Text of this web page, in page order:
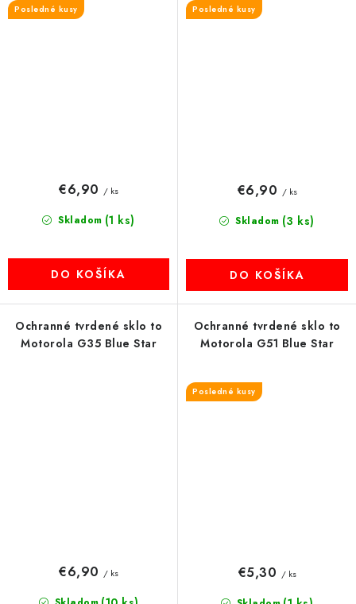
Posledné kusy
Skladom (1 ks)
€6,90 / ks
DO KOŠÍKA
Posledné kusy
Skladom (3 ks)
€6,90 / ks
DO KOŠÍKA
Ochranné tvrdené sklo to
Motorola G35 Blue Star
€6,90 / ks
Ochranné tvrdené sklo to
Motorola G51 Blue Star
Posledné kusy
€5,30 / ks